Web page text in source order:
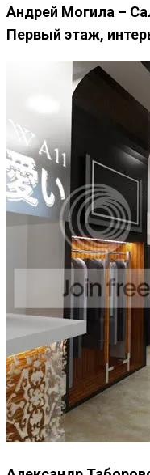
Андрей Могила –
Первый этаж,